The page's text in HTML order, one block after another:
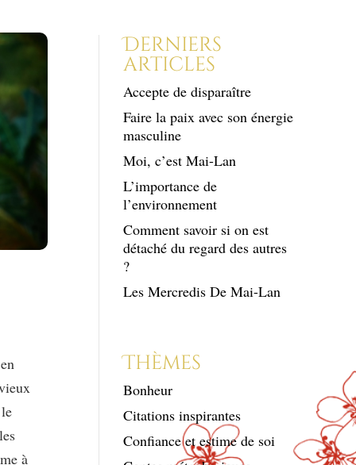
à
Derniers
articles
Accepte de disparaître
Faire la paix avec son énergie
masculine
Moi, c’est Mai-Lan
L’importance de
l’environnement
Comment savoir si on est
détaché du regard des autres
?
Les Mercredis De Mai-Lan
Thèmes
Bonheur
Citations inspirantes
Confiance et estime de soi